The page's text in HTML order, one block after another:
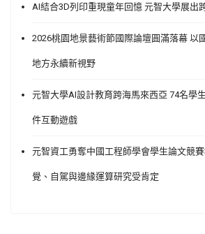
AI結合3D列印重現童年回憶 元智大學展出
2026桃園地景藝術節國際論壇圓滿落幕 以
地方永續新視野
元智大學AI設計教育跨海馬來西亞 74名學
件互動遊戲
元智資工勇奪中國工程師學會學生論文競
覺、自駕與邊緣運算研究受肯定